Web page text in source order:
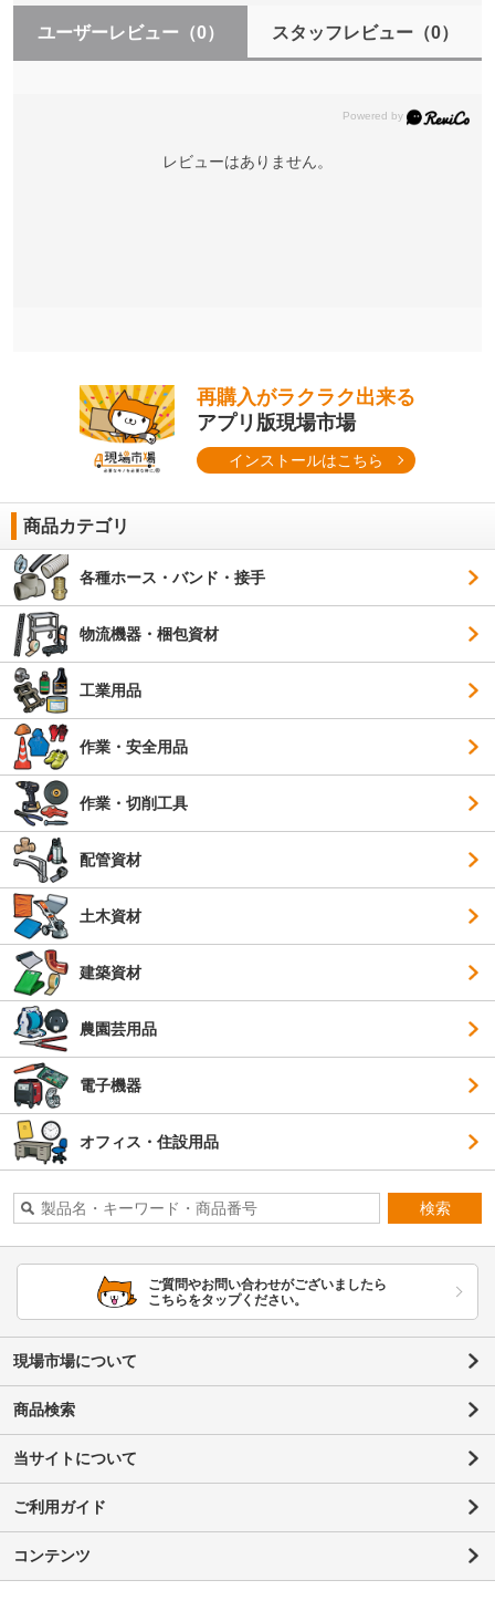
ユーザーレビュー （0） スタッフレビュー（0）
レビューはありません。
再購入がラクラク出来る
アプリ版現場市場
インストールはこちら
商品カテゴリ
各種ホース・バンド・接手
物流機器・梱包資材
工業用品
作業・安全用品
作業・切削工具
配管資材
土木資材
建築資材
農園芸用品
電子機器
オフィス・住設用品
検索
ご質問やお問い合わせがございましたら
こちらをタップください。
現場市場について
商品検索
当サイトについて
ご利用ガイド
コンテンツ